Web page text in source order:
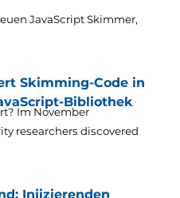
JavaScript Skimmer,
Skimming-Code in
Bibliothek
Im November
researchers discovered
Injizierenden